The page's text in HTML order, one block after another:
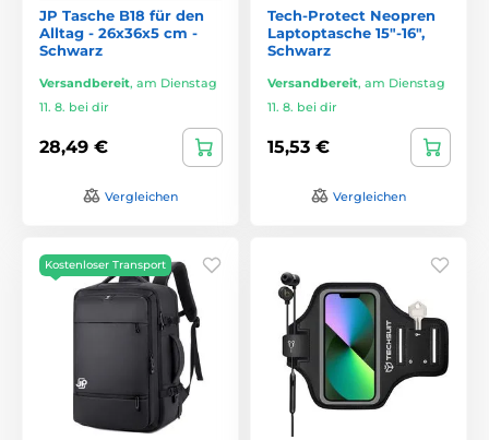
JP Tasche B18 für den
Alltag - 26x36x5 cm -
Schwarz
Versandbereit, am Dienstag
11. 8. bei dir
28,49 €
Vergleichen
Tech-Protect Neopren
Laptoptasche 15"-16",
Schwarz
Versandbereit, am Dienstag
11. 8. bei dir
15,53 €
Vergleichen
Kostenloser Transport